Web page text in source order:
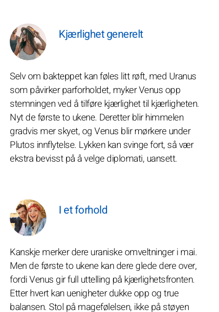
Kjærlighet generelt
Selv om bakteppet kan føles litt røft, med Uranus
som påvirker parforholdet, myker Venus opp
stemningen ved å tilføre kjærlighet til kjærligheten.
Nyt de første to ukene. Deretter blir himmelen
gradvis mer skyet, og Venus blir mørkere under
Plutos innflytelse. Lykken kan svinge fort, så vær
ekstra bevisst på å velge diplomati, uansett.
I et forhold
Kanskje merker dere uraniske omveltninger i mai.
Men de første to ukene kan dere glede dere over,
fordi Venus gir full uttelling på kjærlighetsfronten.
Etter hvert kan uenigheter dukke opp og true
balansen. Stol på magefølelsen, ikke på støyen